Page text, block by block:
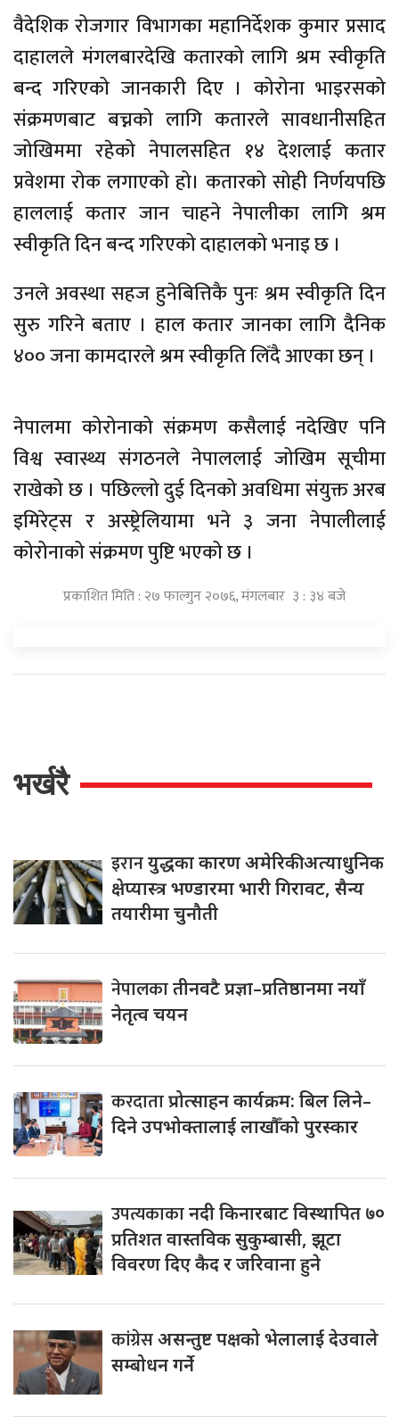
वैदेशिक रोजगार विभागका महानिर्देशक कुमार प्रसाद
दाहालले मंगलबारदेखि कतारको लागि श्रम स्वीकृति
बन्द गरिएको जानकारी दिए । कोरोना भाइरसको
संक्रमणबाट बच्नको लागि कतारले सावधानीसहित
जोखिममा रहेको नेपालसहित १४ देशलाई कतार
प्रवेशमा रोक लगाएको हो। कतारको सोही निर्णयपछि
हाललाई कतार जान चाहने नेपालीका लागि श्रम
स्वीकृति दिन बन्द गरिएको दाहालको भनाइ छ ।
उनले अवस्था सहज हुनेबित्तिकै पुनः श्रम स्वीकृति दिन
सुरु गरिने बताए । हाल कतार जानका लागि दैनिक
४०० जना कामदारले श्रम स्वीकृति लिँदै आएका छन् ।
नेपालमा कोरोनाको संक्रमण कसैलाई नदेखिए पनि
विश्व स्वास्थ्य संगठनले नेपाललाई जोखिम सूचीमा
राखेको छ । पछिल्लो दुई दिनको अवधिमा संयुक्त अरब
इमिरेट्स र अस्ष्ट्रेलियामा भने ३ जना नेपालीलाई
कोरोनाको संक्रमण पुष्टि भएको छ ।
प्रकाशित मिति : २७ फाल्गुन २०७६, मंगलबार ३ : ३४ बजे
भर्खरै
इरानयुद्धका कारण अमेरिकी अत्याधुनिक
क्षेप्यास्त्र भण्डारमा भारी गिरावट, सैन्य
तयारीमा चुनौती
नेपालकातीनवटै प्रज्ञा–प्रतिष्ठानमा नयाँ
नेतृत्व चयन
करदाताप्रोत्साहन कार्यक्रम: बिल लिने–
दिने उपभोक्तालाई लाखौँको पुरस्कार
उपत्यकाकानदी किनारबाट विस्थापित ७०
प्रतिशत वास्तविक सुकुम्बासी, झूटा
विवरण दिए कैद र जरिवाना हुने
कांग्रेसअसन्तुष्ट पक्षको भेलालाई देउवाले
सम्बोधन गर्ने